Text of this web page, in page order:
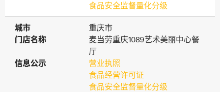
食品安全监督量化分级
城市
城市
重庆市
门店名称
门店名称
麦当劳重庆1089艺术美丽中心餐
厅
信息公示
信息公示
营业执照
食品经营许可证
食品安全监督量化分级